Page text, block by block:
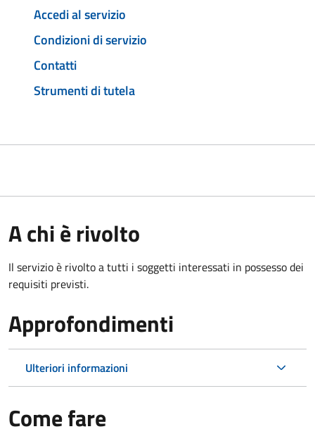
Accedi al servizio
Condizioni di servizio
Contatti
Strumenti di tutela
A chi è rivolto
Il servizio è rivolto a tutti i soggetti interessati in possesso dei
requisiti previsti.
Approfondimenti
Ulteriori informazioni
Come fare